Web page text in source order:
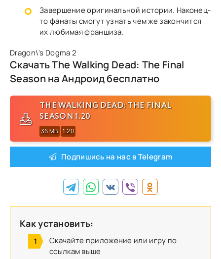
Завершение оригинальной истории. Наконец-
то фанаты смогут узнать чем же закончится
их любимая франшиза.
Dragon\'s Dogma 2
Скачать The Walking Dead: The Final
Season на Андроид бесплатно
THE WALKING DEAD: THE FINAL
SEASON 1.20
36 MB 1.20
Подпишись на нас в Telegram
Как установить:
Скачайте приложение или игру по
ссылкам выше